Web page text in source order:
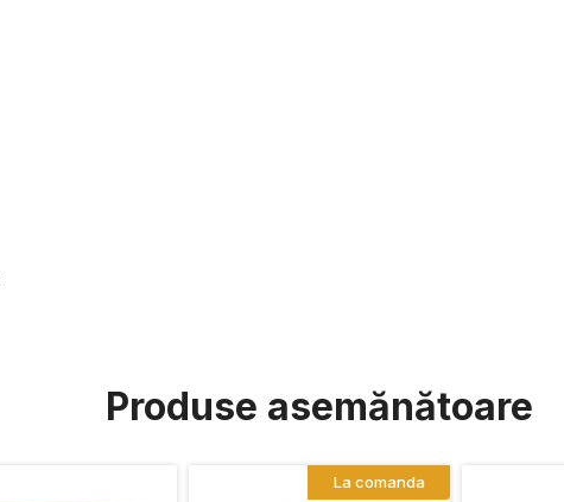
Produse asemănătoare
La comanda